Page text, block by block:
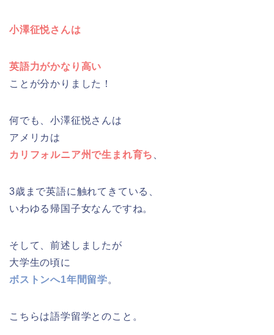
小澤征悦さんは
英語力がかなり高い
ことが分かりました！
何でも、小澤征悦さんは
アメリカは
カリフォルニア州で生まれ育ち
3歳まで英語に触れてきている、
いわゆる帰国子女なんですね。
そして、前述しましたが
大学生の頃に
ボストンへ1年間留学。
こちらは語学留学とのこと。